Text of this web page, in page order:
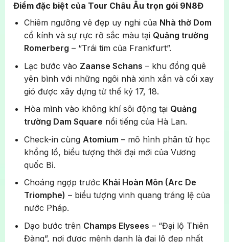
Điểm đặc biệt của Tour Châu Âu trọn gói 9N8Đ
Chiêm ngưỡng vẻ đẹp uy nghi của Nhà thờ Dom
cổ kính và sự rực rỡ sắc màu tại Quảng trường
Romerberg – “Trái tim của Frankfurt”.
Lạc bước vào Zaanse Schans – khu đồng quê
yên bình với những ngôi nhà xinh xắn và cối xay
gió được xây dựng từ thế kỷ 17, 18.
Hòa mình vào không khí sôi động tại Quảng
trường Dam Square nổi tiếng của Hà Lan.
Check-in cùng Atomium – mô hình phân tử học
khổng lồ, biểu tượng thời đại mới của Vương
quốc Bỉ.
Choáng ngợp trước Khải Hoàn Môn (Arc De
Triomphe) – biểu tượng vinh quang tráng lệ của
nước Pháp.
Dạo bước trên Champs Elysees – “Đại lộ Thiên
Đàng”, nơi được mệnh danh là đại lộ đẹp nhất